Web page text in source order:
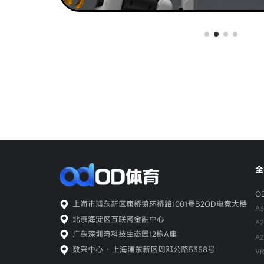
上海市浦东新区康桥镇环桥路1001号B2OD电竞大楼
北京海淀区互联网金融中心
广东深圳湾科技生态园12栋A座
数采中心 · 上海浦东新区周邓公路5358号
A3